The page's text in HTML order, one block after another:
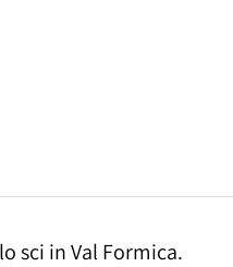
sci in Val Formica.